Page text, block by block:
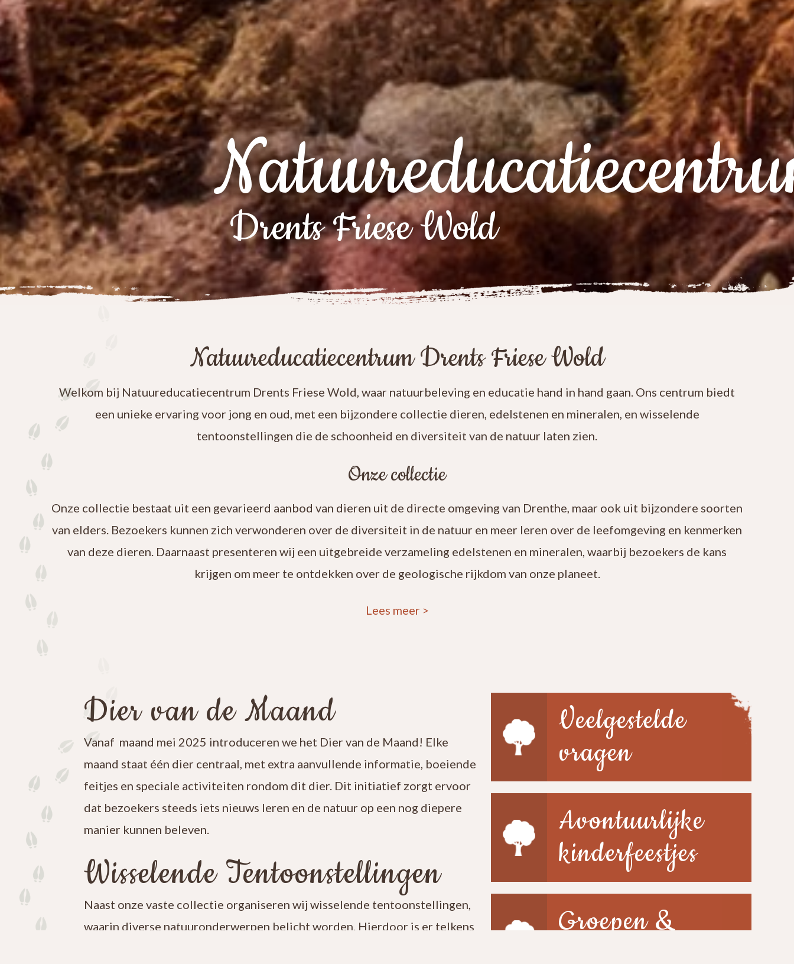
Drents Friese Wold
Natuureducatiecentrum Drents Friese Wold
Welkom bij Natuureducatiecentrum Drents Friese Wold, waar natuurbeleving en educatie hand in hand gaan. Ons centrum biedt
een unieke ervaring voor jong en oud, met een bijzondere collectie dieren, edelstenen en mineralen, en wisselende
tentoonstellingen die de schoonheid en diversiteit van de natuur laten zien.
Onze collectie
Onze collectie bestaat uit een gevarieerd aanbod van dieren uit de directe omgeving van Drenthe, maar ook uit bijzondere soorten
van elders. Bezoekers kunnen zich verwonderen over de diversiteit in de natuur en meer leren over de leefomgeving en kenmerken
van deze dieren. Daarnaast presenteren wij een uitgebreide verzameling edelstenen en mineralen, waarbij bezoekers de kans
krijgen om meer te ontdekken over de geologische rijkdom van onze planeet.
Lees meer >
Dier van de Maand
Vanaf maand mei 2025 introduceren we het Dier van de Maand! Elke
maand staat één dier centraal, met extra aanvullende informatie, boeiende
feitjes en speciale activiteiten rondom dit dier. Dit initiatief zorgt ervoor
dat bezoekers steeds iets nieuws leren en de natuur op een nog diepere
manier kunnen beleven.
Wisselende Tentoonstellingen
Naast onze vaste collectie organiseren wij wisselende tentoonstellingen,
waarin diverse natuuronderwerpen belicht worden. Hierdoor is er telkens
Veelgestelde
vragen
Avontuurlijke
kinderfeestjes
Groepen &